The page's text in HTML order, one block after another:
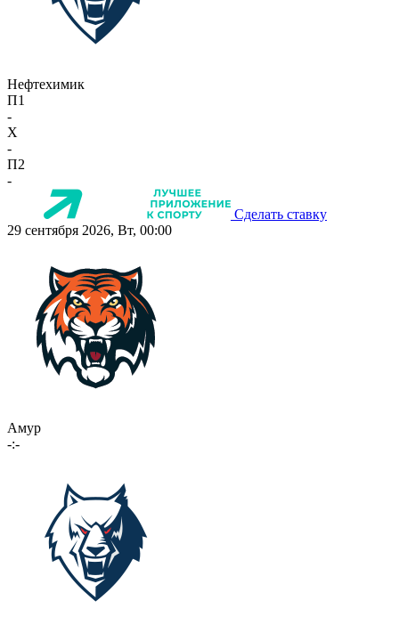
Нефтехимик
П1
-
X
-
П2
-
Сделать ставку
29 сентября 2026, Вт, 00:00
Амур
-:-